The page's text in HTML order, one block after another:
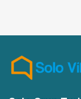
durumunda
Villa
alınmaktadır.